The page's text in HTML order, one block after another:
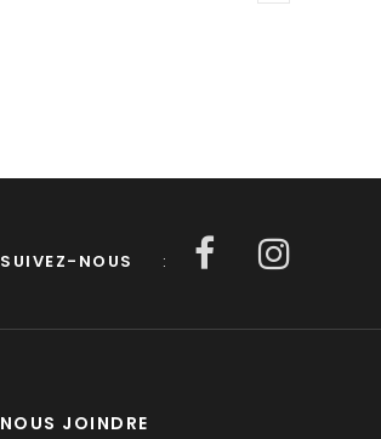
SUIVEZ-NOUS :
NOUS JOINDRE